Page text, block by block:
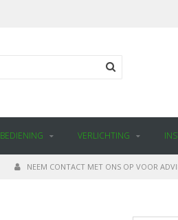
BEDIENING VERLICHTING
NEEM CONTACT MET ONS OP VOOR